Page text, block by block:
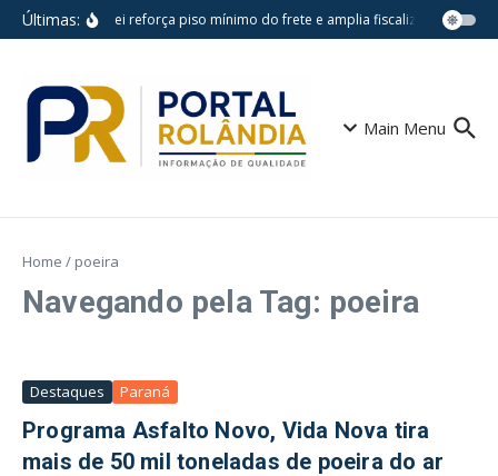
Ir para o conteúdo
Últimas:Nova lei reforça piso mínimo do frete e amplia fiscalização no
Main Menu
Home / poeira
Navegando pela Tag: poeira
Destaques Paraná
Programa Asfalto Novo, Vida Nova tira
mais de 50 mil toneladas de poeira do ar